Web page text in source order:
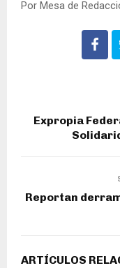
Por Mesa de
Expropia
Reportan
ARTÍCULOS